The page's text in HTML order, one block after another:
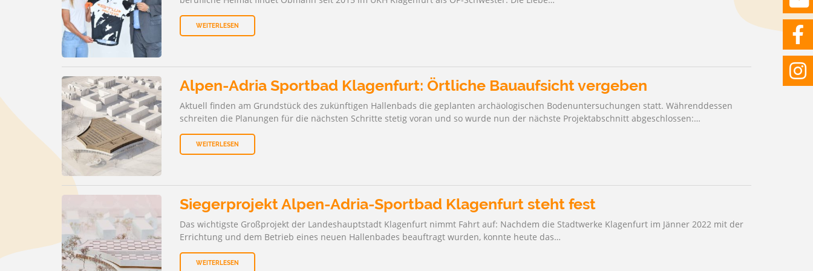
UNSER TRINKWASSER
ZU DEN STRANDBADKARTEN
WEITERLESEN
Alpen-Adria Sportbad Klagenfurt: Örtliche Bauaufsicht vergeben
Aktuell finden am Grundstück des zukünftigen Hallenbads die geplanten archäologischen Bodenuntersuchungen statt. Währenddessen
schreiten die Planungen für die nächsten Schritte stetig voran und so wurde nun der nächste Projektabschnitt abgeschlossen:…
WEITERLESEN
Siegerprojekt Alpen-Adria-Sportbad Klagenfurt steht fest
Das wichtigste Großprojekt der Landeshauptstadt Klagenfurt nimmt Fahrt auf: Nachdem die Stadtwerke Klagenfurt im Jänner 2022 mit der
Errichtung und dem Betrieb eines neuen Hallenbades beauftragt wurden, konnte heute das…
WEITERLESEN